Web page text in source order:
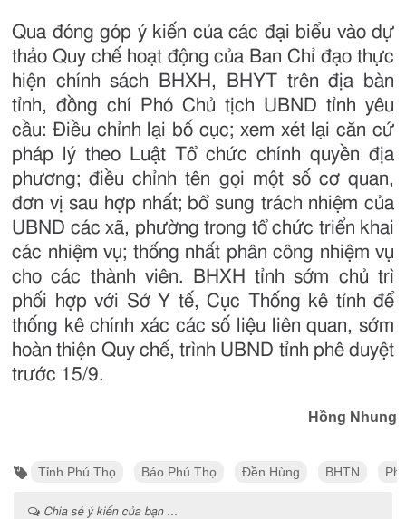
Qua đóng góp ý kiến của các đại biểu vào dự
thảo Quy chế hoạt động của Ban Chỉ đạo thực
hiện chính sách BHXH, BHYT trên địa bàn
tỉnh, đồng chí Phó Chủ tịch UBND tỉnh yêu
cầu: Điều chỉnh lại bố cục; xem xét lại căn cứ
pháp lý theo Luật Tổ chức chính quyền địa
phương; điều chỉnh tên gọi một số cơ quan,
đơn vị sau hợp nhất; bổ sung trách nhiệm của
UBND các xã, phường trong tổ chức triển khai
các nhiệm vụ; thống nhất phân công nhiệm vụ
cho các thành viên. BHXH tỉnh sớm chủ trì
phối hợp với Sở Y tế, Cục Thống kê tỉnh để
thống kê chính xác các số liệu liên quan, sớm
hoàn thiện Quy chế, trình UBND tỉnh phê duyệt
trước 15/9.
Hồng Nhung
Tỉnh Phú Thọ Báo Phú Thọ Đền Hùng BHTN
Chia sẻ ý kiến của bạn ...